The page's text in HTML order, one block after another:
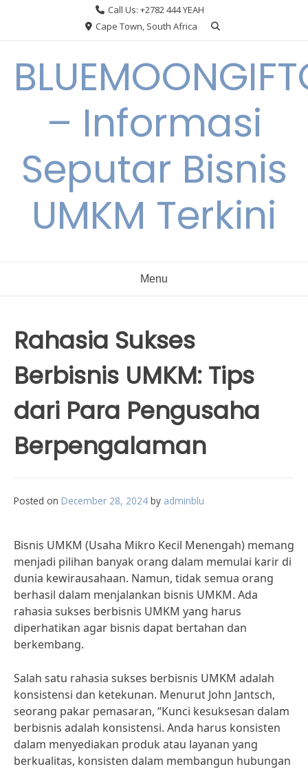
Call Us: +2782 444 YEAH
Cape Town, South Africa
– Informasi
Seputar Bisnis
UMKM Terkini
Menu
Rahasia Sukses
Berbisnis UMKM: Tips
dari Para Pengusaha
Berpengalaman
Posted on December 28, 2024 by adminblu
Bisnis UMKM (Usaha Mikro Kecil Menengah) memang
menjadi pilihan banyak orang dalam memulai karir di
dunia kewirausahaan. Namun, tidak semua orang
berhasil dalam menjalankan bisnis UMKM. Ada
rahasia sukses berbisnis UMKM yang harus
diperhatikan agar bisnis dapat bertahan dan
berkembang.
Salah satu rahasia sukses berbisnis UMKM adalah
konsistensi dan ketekunan. Menurut John Jantsch,
seorang pakar pemasaran, “Kunci kesuksesan dalam
berbisnis adalah konsistensi. Anda harus konsisten
dalam menyediakan produk atau layanan yang
berkualitas, konsisten dalam membangun hubungan